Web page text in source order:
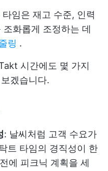
타임은 재고 수준, 인력
화롭게 조정하는 데
링 .
시간에도 몇 가지
겠습니다.
: 날씨처럼 고객 수요가
트 타임의 경직성이 한
에 피크닉 계획을 세